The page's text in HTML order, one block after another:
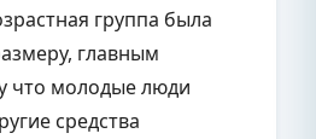
группа была
главным
что молодые люди
средства